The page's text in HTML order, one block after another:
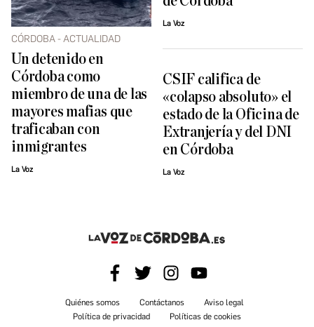
CÓRDOBA - ACTUALIDAD
Un detenido en
Córdoba como
miembro de una de las
mayores mafias que
traficaban con
inmigrantes
La Voz
La Voz
CSIF califica de
«colapso absoluto» el
estado de la Oficina de
Extranjería y del DNI
en Córdoba
La Voz
Quiénes somos Contáctanos
Aviso legal
Política de privacidad
Políticas de cookies